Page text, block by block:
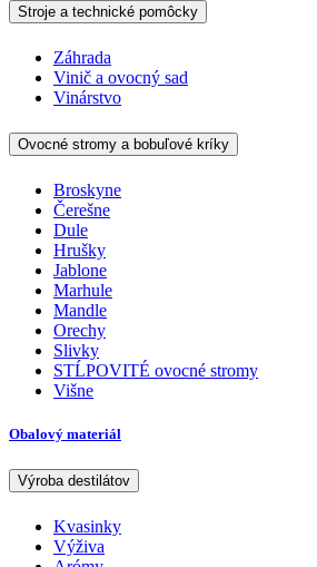
Stroje a technické pomôcky
Záhrada
Vinič a ovocný sad
Vinárstvo
Ovocné stromy a bobuľové kríky
Broskyne
Čerešne
Dule
Hrušky
Jablone
Marhule
Mandle
Orechy
Slivky
STĹPOVITÉ ovocné stromy
Višne
Obalový materiál
Výroba destilátov
Kvasinky
Výživa